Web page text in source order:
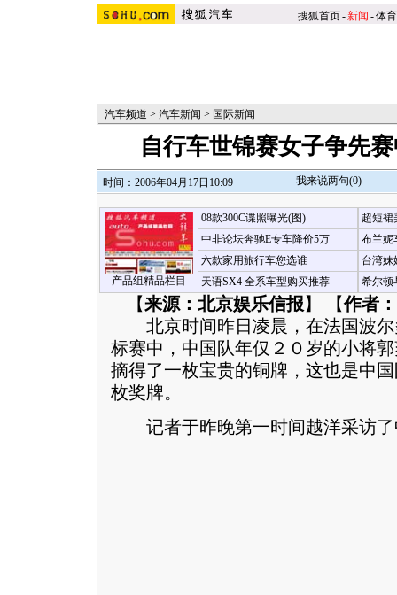
搜狐首页-新闻 -体育
汽车频道 > 汽车新闻 > 国际新闻
自行车世锦赛女子争先
时间：2006年04月17日10:09 我来说两句(0)
产品组精品栏目
08款300C谍照曝光(图)
中非论坛奔驰E专车降价5万
六款家用旅行车您选谁
天语SX4 全系车型购买推荐
超短裙
布兰妮
台湾妹
希尔顿
【来源：北京娱乐信报 】 【作者
北京时间昨日凌晨，在法国波尔
标赛中，中国队年仅２０岁的小将
摘得了一枚宝贵的铜牌，这也是中
枚奖牌。
记者于昨晚第一时间越洋采访了